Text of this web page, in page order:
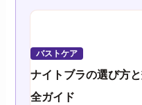
バストケア
ナイトブラの選び方
全ガイド